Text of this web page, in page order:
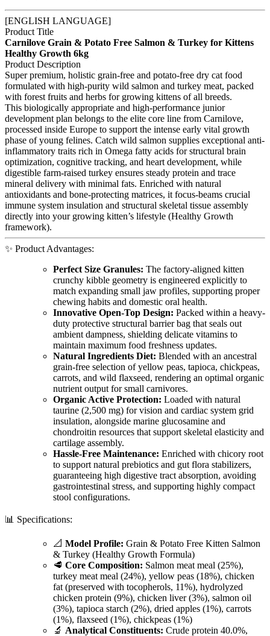
[ENGLISH LANGUAGE]
Product Title
Carnilove Grain & Potato Free Salmon & Turkey for Kittens
Healthy Growth 6kg
Product Description
Super premium, holistic grain-free and potato-free dry cat food
formulated with high-purity wild salmon and turkey meat, packed
with forest fruits and herbs for growing kittens of all breeds.
This biologically appropriate and high-performance junior
development plan belongs to the elite core line from Carnilove,
processed inside Europe to support the intense early vital growth
phase of young felines. Catch wild salmon supplies exceptional anti-
inflammatory traits rich in Omega fatty acids for structural brain
optimization, cognitive tracking, and heart development, while
digestible farm-raised turkey ensures steady protein and trace
mineral delivery with minimal fats. Enriched with natural
antioxidants and bone-protecting matrices, it focus-beams crucial
immune system insulation and structural skeletal tissue assembly
directly into your growing kitten’s lifestyle (Healthy Growth
framework).
✨ Product Advantages:
Perfect Size Granules: The factory-aligned kitten
crunchy kibble geometry is engineered explicitly to
match expanding small jaw profiles, supporting proper
chewing habits and domestic oral health.
Innovative Open-Top Design: Packed within a heavy-
duty protective structural barrier bag that seals out
ambient dampness, shielding delicate vitamins to
maintain maximum food freshness updates.
Natural Ingredients Diet: Blended with an ancestral
grain-free selection of yellow peas, tapioca, chickpeas,
carrots, and wild flaxseed, rendering an optimal organic
nutrient output for small carnivores.
Organic Active Protection: Loaded with natural
taurine (2,500 mg) for vision and cardiac system grid
insulation, alongside marine glucosamine and
chondroitin resources that support skeletal elasticity and
cartilage assembly.
Hassle-Free Maintenance: Enriched with chicory root
to support natural prebiotics and gut flora stabilizers,
guaranteeing high digestive tract absorption, avoiding
gastrointestinal stress, and supporting highly compact
stool configurations.
📊 Specifications:
📐 Model Profile: Grain & Potato Free Kitten Salmon
& Turkey (Healthy Growth Formula)
🥩 Core Composition: Salmon meat meal (25%),
turkey meat meal (24%), yellow peas (18%), chicken
fat (preserved with tocopherols, 11%), hydrolyzed
chicken protein (9%), chicken liver (3%), salmon oil
(3%), tapioca starch (2%), dried apples (1%), carrots
(1%), flaxseed (1%), chickpeas (1%)
🔬 Analytical Constituents: Crude protein 40.0%,